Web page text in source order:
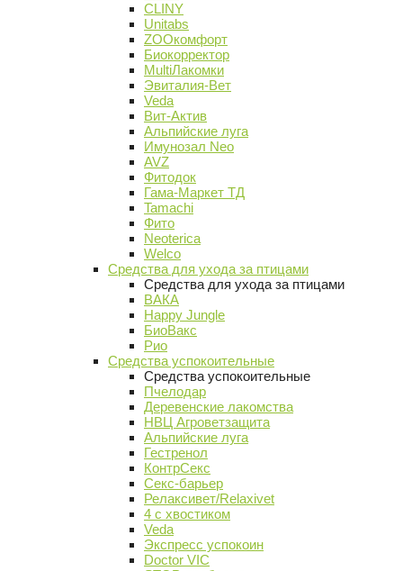
CLINY
Unitabs
ZOOкомфорт
Биокорректор
MultiЛакомки
Эвиталия-Вет
Veda
Вит-Актив
Альпийские луга
Имунозал Neo
AVZ
Фитодок
Гама-Маркет ТД
Tamachi
Фито
Neoterica
Welco
Средства для ухода за птицами
Средства для ухода за птицами
ВАКА
Happy Jungle
БиоВакс
Рио
Средства успокоительные
Средства успокоительные
Пчелодар
Деревенские лакомства
НВЦ Агроветзащита
Альпийские луга
Гестренол
КонтрСекс
Секс-барьер
Релаксивет/Relaxivet
4 с хвостиком
Veda
Экспресс успокоин
Doctor VIC